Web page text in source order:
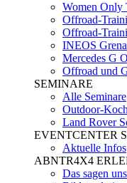
Women Only
Offroad-
Offroad-
INEOS
Mercedes G
Offroad und
SEMINARE
Alle Seminare
Outdoor-
Land Rover
EVENTCENTER
Aktuelle Infos
ABNTR4X4
Das sagen